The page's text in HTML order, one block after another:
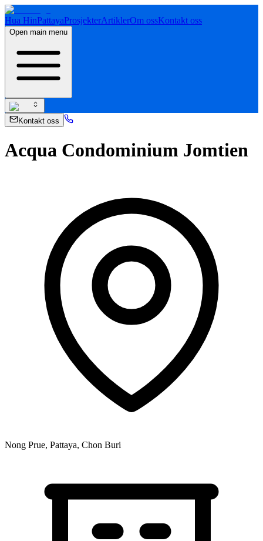
Hua HinPattayaProsjekterArtiklerOm ossKontakt oss
Open main menu
Kontakt oss
Acqua Condominium Jomtien
Nong Prue, Pattaya, Chon Buri